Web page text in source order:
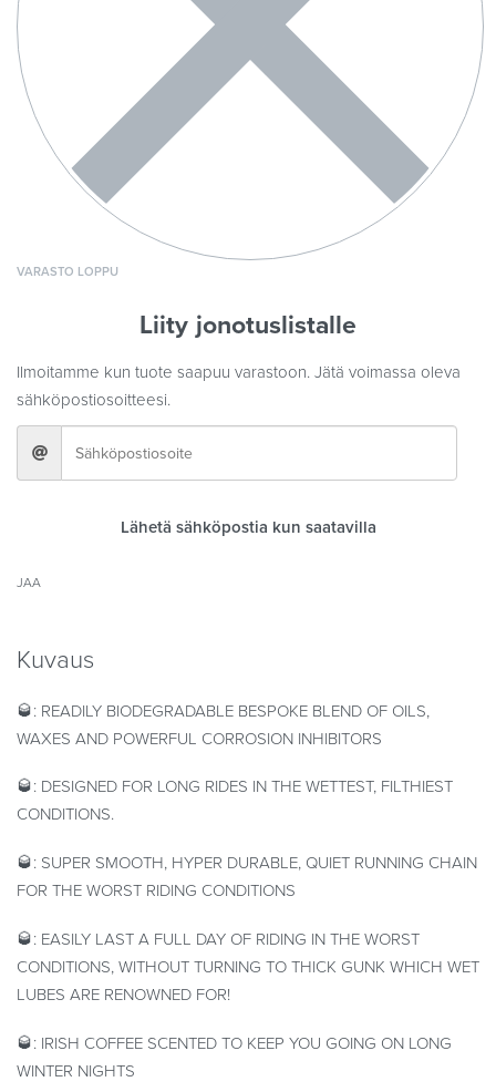
VARASTO LOPPU
Liity jonotuslistalle
Ilmoitamme kun tuote saapuu varastoon. Jätä voimassa oleva
sähköpostiosoitteesi.
Lähetä sähköpostia kun saatavilla
JAA
Kuvaus
🥃: READILY BIODEGRADABLE BESPOKE BLEND OF OILS,
WAXES AND POWERFUL CORROSION INHIBITORS
🥃: DESIGNED FOR LONG RIDES IN THE WETTEST, FILTHIEST
CONDITIONS.
🥃: SUPER SMOOTH, HYPER DURABLE, QUIET RUNNING CHAIN
FOR THE WORST RIDING CONDITIONS
🥃: EASILY LAST A FULL DAY OF RIDING IN THE WORST
CONDITIONS, WITHOUT TURNING TO THICK GUNK WHICH WET
LUBES ARE RENOWNED FOR!
🥃: IRISH COFFEE SCENTED TO KEEP YOU GOING ON LONG
WINTER NIGHTS